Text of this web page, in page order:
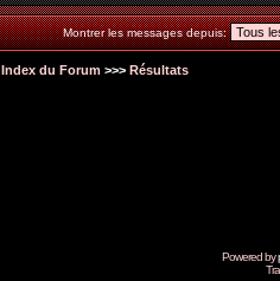
Montrer les messages depuis:
Index du Forum >>> Résultats
Powered by